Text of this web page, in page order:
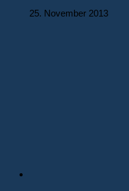
25. November 2013